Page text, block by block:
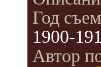
Год
1900-
Автор